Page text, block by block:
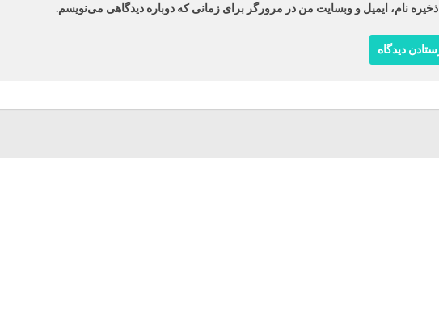
ذخیره نام، ایمیل و وبسایت من در مرورگر برای زمانی که دوباره دیدگاهی می‌نویسم.